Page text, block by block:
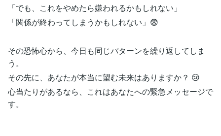
「でも、これをやめたら嫌われるかもしれない」
「関係が終わってしまうかもしれない」😨
その恐怖心から、今日も同じパターンを繰り返してしま
う。
その先に、あなたが本当に望む未来はありますか？ 😢
心当たりがあるなら、これはあなたへの緊急メッセージで
す。